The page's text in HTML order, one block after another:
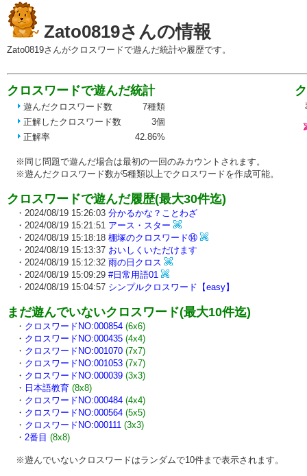
Zato0819さんの情報
Zato0819さんがクロスワードで遊んだ統計や履歴です。
クロスワードで遊んだ統計
遊んだクロスワード数
7種類
正解したクロスワード数
3個
正解率
42.86%
※同じ問題で遊んだ場合は最初の一回のみカウントされます。
※遊んだクロスワード数が5種類以上でクロスワードを作成可能。
クロスワードで遊んだ履歴(最大30件迄)
・2024/08/19 15:26:03 分かるかな？ことわざ
・2024/08/19 15:21:51 アース・スター
・2024/08/19 15:18:18 棚塚のクロスワード⑭
・2024/08/19 15:13:37 おいしくいただけます
・2024/08/19 15:12:32 雨の日クロス
・2024/08/19 15:09:29 #日常用語01
・2024/08/19 15:04:57 シンプルクロスワード【easy】
まだ遊んでいないクロスワード(最大10件迄)
・ クロスワードNO:000854 (6x6)
・ クロスワードNO:000435 (4x4)
・ クロスワードNO:001070 (7x7)
・ クロスワードNO:001053 (7x7)
・ クロスワードNO:000039 (3x3)
・ 日本語教育 (8x8)
・ クロスワードNO:000484 (4x4)
・ クロスワードNO:000564 (5x5)
・ クロスワードNO:000111 (3x3)
・ 2番目 (8x8)
※遊んでいないクロスワードはランダムで10件まで表示されます。